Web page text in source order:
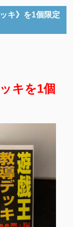
キ》を1個限定
キを1個